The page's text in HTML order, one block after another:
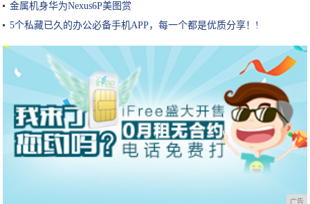
金属机身华为Nexus6P美图赏
5个私藏已久的办公必备手机APP，每一个都是优质分享！!
广告